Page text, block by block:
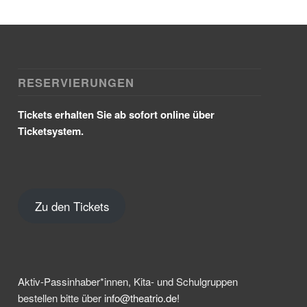
RESERVIERUNGEN
Tickets erhalten Sie ab sofort online über
Ticketsystem.
Zu den Tickets
Aktiv-Passinhaber*innen, Kita- und Schulgruppen
bestellen bitte über info@theatrio.de!